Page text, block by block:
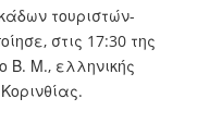
τουριστών-
στις 17:30 της
Β. Μ., ελληνικής